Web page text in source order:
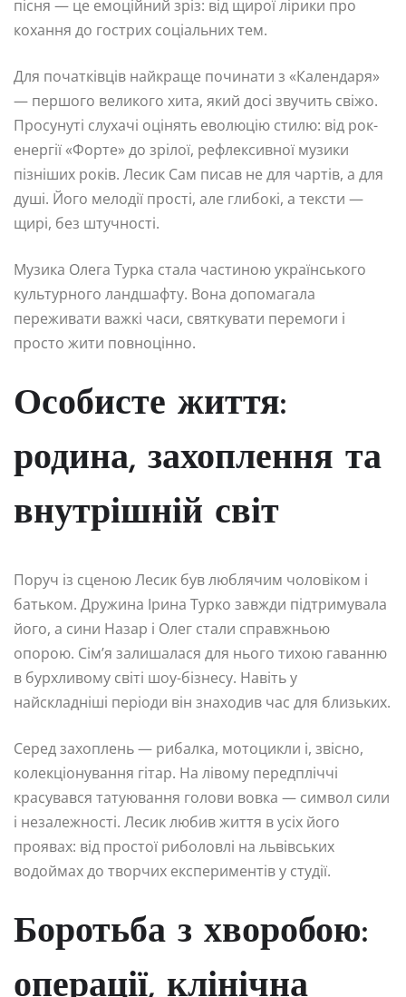
пісня — це емоційний зріз: від щирої лірики про
кохання до гострих соціальних тем.
Для початківців найкраще починати з «Календаря»
— першого великого хита, який досі звучить свіжо.
Просунуті слухачі оцінять еволюцію стилю: від рок-
енергії «Форте» до зрілої, рефлексивної музики
пізніших років. Лесик Сам писав не для чартів, а для
душі. Його мелодії прості, але глибокі, а тексти —
щирі, без штучності.
Музика Олега Турка стала частиною українського
культурного ландшафту. Вона допомагала
переживати важкі часи, святкувати перемоги і
просто жити повноцінно.
Особисте життя:
родина, захоплення та
внутрішній світ
Поруч із сценою Лесик був люблячим чоловіком і
батьком. Дружина Ірина Турко завжди підтримувала
його, а сини Назар і Олег стали справжньою
опорою. Сім’я залишалася для нього тихою гаванню
в бурхливому світі шоу-бізнесу. Навіть у
найскладніші періоди він знаходив час для близьких.
Серед захоплень — рибалка, мотоцикли і, звісно,
колекціонування гітар. На лівому передпліччі
красувався татуювання голови вовка — символ сили
і незалежності. Лесик любив життя в усіх його
проявах: від простої риболовлі на львівських
водоймах до творчих експериментів у студії.
Боротьба з хворобою:
операції, клінічна